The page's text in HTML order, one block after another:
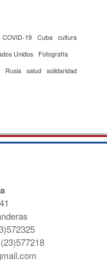
COVID-19 Cuba
cultura
Unidos
Fotografía
Rusia salud solidaridad